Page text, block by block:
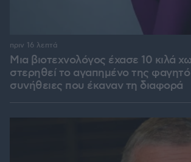
Μια βιοτεχνολόγος έχασε 10 κιλά
στερηθεί το αγαπημένο της
συνήθειες που έκαναν τη διαφορά
πριν 16 λεπτά